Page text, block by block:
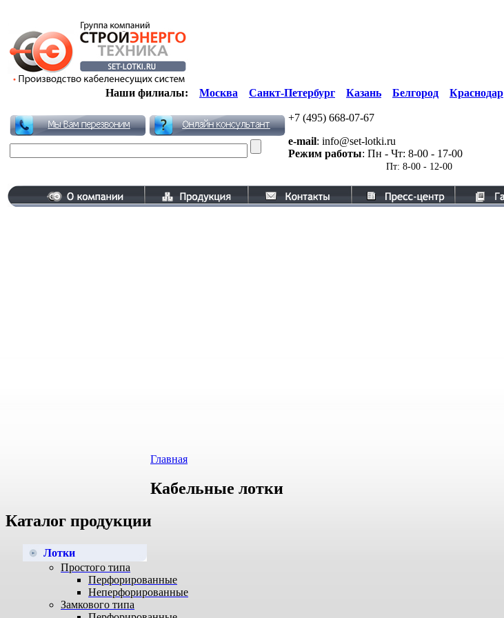
+7 (495) 668-07-67
e-mail: info@set-lotki.ru
Режим работы: Пн - Чт: 8-00 - 17-00
Пт: 8-00 - 12-00
Наши филиалы: Москва Санкт-Петербург Казань Белгород Краснодар
Главная
Кабельные лотки
Каталог продукции
Лотки
Простого типа
Перфорированные
Неперфорированные
Замкового типа